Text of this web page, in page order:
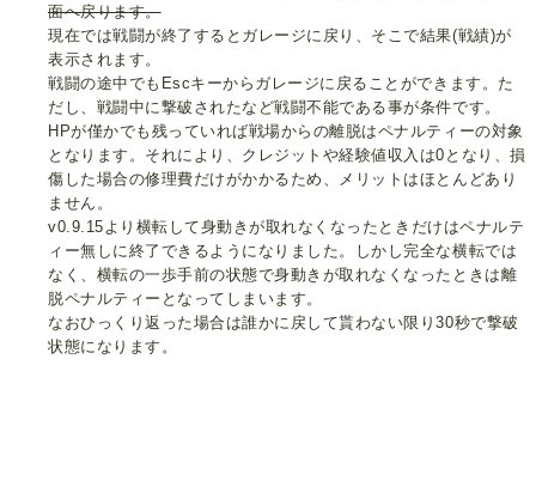
面へ戻ります。
現在では戦闘が終了するとガレージに戻り、そこで結果(戦績)が
表示されます。
戦闘の途中でもEscキーからガレージに戻ることができます。た
だし、戦闘中に撃破されたなど戦闘不能である事が条件です。
HPが僅かでも残っていれば戦場からの離脱はペナルティーの対象
となります。それにより、クレジットや経験値収入は0となり、損
傷した場合の修理費だけがかかるため、メリットはほとんどあり
ません。
v0.9.15より横転して身動きが取れなくなったときだけはペナルテ
ィー無しに終了できるようになりました。しかし完全な横転では
なく、横転の一歩手前の状態で身動きが取れなくなったときは離
脱ペナルティーとなってしまいます。
なおひっくり返った場合は誰かに戻して貰わない限り30秒で撃破
状態になります。